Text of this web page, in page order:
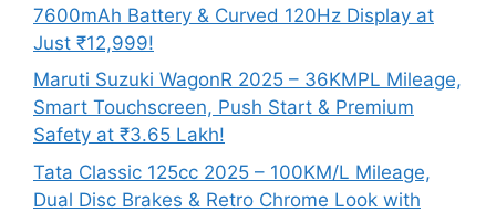
7600mAh Battery & Curved 120Hz Display at
Just ₹12,999!
Maruti Suzuki WagonR 2025 – 36KMPL Mileage,
Smart Touchscreen, Push Start & Premium
Safety at ₹3.65 Lakh!
Tata Classic 125cc 2025 – 100KM/L Mileage,
Dual Disc Brakes & Retro Chrome Look with